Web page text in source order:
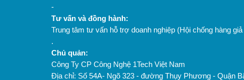
-
Tư vấn và đồng hành:
Trung tâm tư vấn hỗ trợ doanh nghiệp (Hội chống hàng
.
Chủ quản:
Công Ty CP Công Nghệ 1Tech Việt Nam
Địa chỉ: Số 54A- Ngõ 323 - đường Thụy Phương - Quận